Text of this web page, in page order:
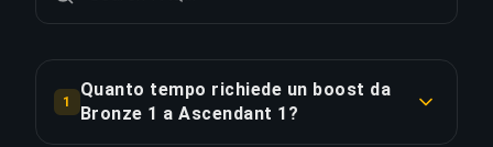
1
Quanto tempo richiede un boost da
Bronze 1 a Ascendant 1?